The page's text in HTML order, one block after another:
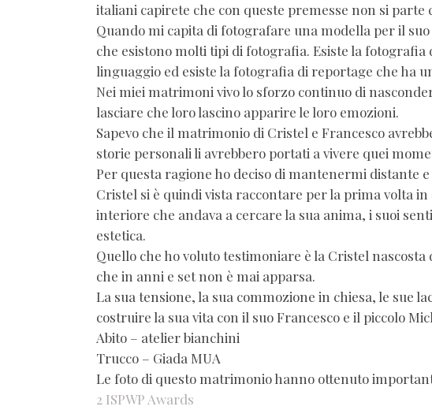
italiani capirete che con queste premesse non si
Quando mi capita di fotografare una modella per il
che esistono molti tipi di fotografia. Esiste la fotografia
linguaggio ed esiste la fotografia di reportage che ha
Nei miei matrimoni vivo lo sforzo continuo di
lasciare che loro lascino apparire le loro emozioni.
Sapevo che il matrimonio di Cristel e Francesco
storie personali li avrebbero portati a vivere quei
Per questa ragione ho deciso di mantenermi distante
Cristel si è quindi vista raccontare per la prima volta
interiore che andava a cercare la sua anima, i suoi
estetica.
Quello che ho voluto testimoniare è la Cristel
che in anni e set non è mai apparsa.
La sua tensione, la sua commozione in chiesa, le sue
costruire la sua vita con il suo Francesco e il piccolo
Abito – atelier bianchini
Trucco – Giada MUA
Le foto di questo matrimonio hanno ottenuto
2 ISPWP Awards